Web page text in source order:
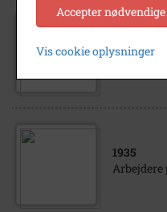
1999
er lukket
1935
Accepter nødvendige
Vis cookie oplysninger